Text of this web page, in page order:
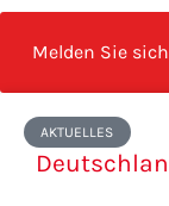
Melden Sie
AKTUELLES